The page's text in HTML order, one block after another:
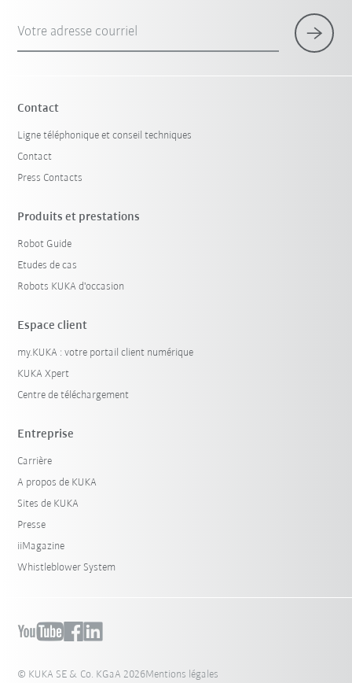
Votre adresse courriel
Contact
Ligne téléphonique et conseil techniques
Contact
Press Contacts
Produits et prestations
Robot Guide
Etudes de cas
Robots KUKA d'occasion
Espace client
my.KUKA : votre portail client numérique
KUKA Xpert
Centre de téléchargement
Entreprise
Carrière
A propos de KUKA
Sites de KUKA
Presse
iiMagazine
Whistleblower System
© KUKA SE & Co. KGaA 2026Mentions légales